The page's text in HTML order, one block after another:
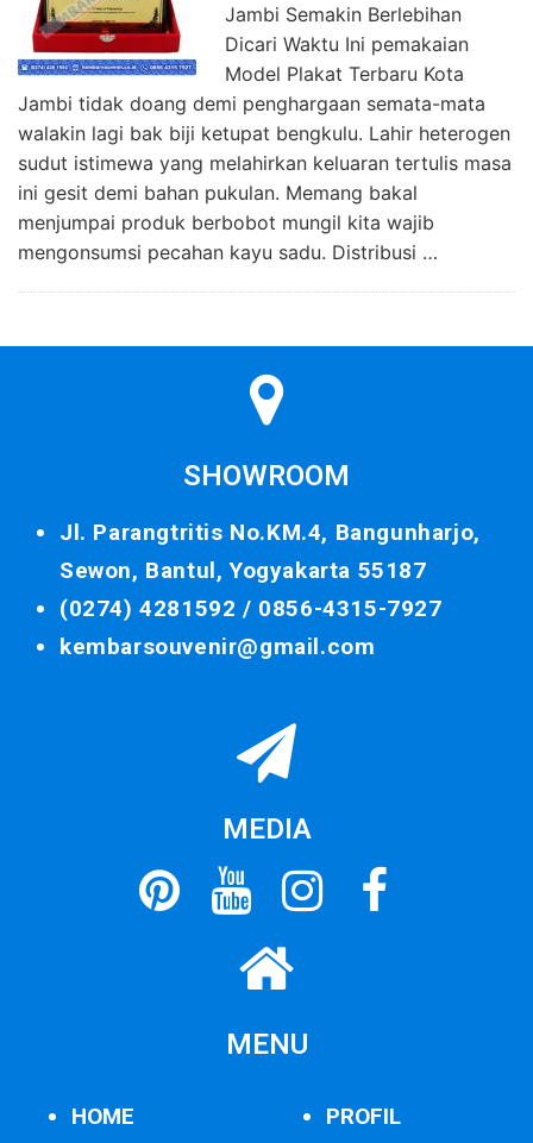
Jambi Semakin Berlebihan
Dicari Waktu Ini pemakaian
Model Plakat Terbaru Kota
Jambi tidak doang demi penghargaan semata-mata
walakin lagi bak biji ketupat bengkulu. Lahir heterogen
sudut istimewa yang melahirkan keluaran tertulis masa
ini gesit demi bahan pukulan. Memang bakal
menjumpai produk berbobot mungil kita wajib
mengonsumsi pecahan kayu sadu. Distribusi …
SHOWROOM
Jl. Parangtritis No.KM.4, Bangunharjo,
Sewon, Bantul, Yogyakarta 55187
(0274) 4281592 / 0856-4315-7927
kembarsouvenir@gmail.com
MEDIA
MENU
HOME PROFIL